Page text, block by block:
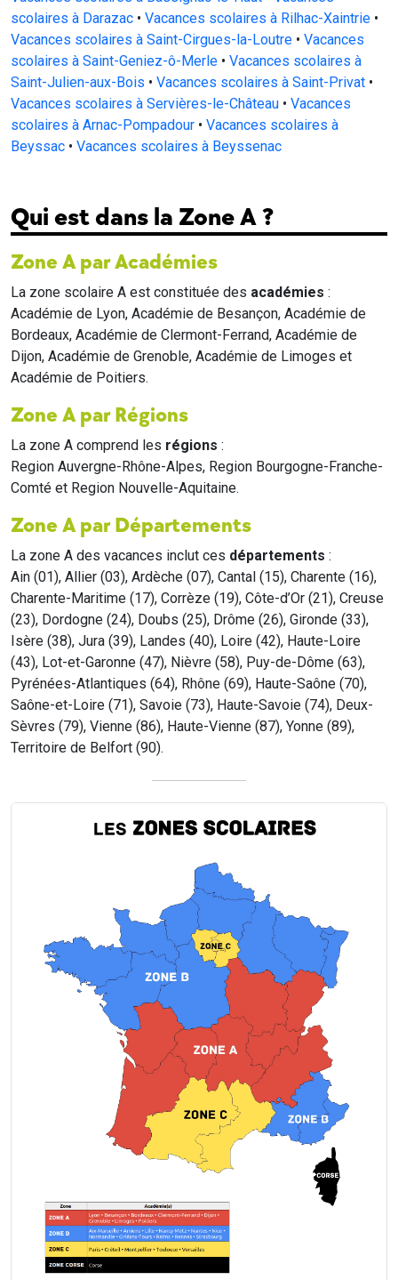
scolaires à Darazac • Vacances scolaires à Rilhac-Xaintrie •
Vacances scolaires à Saint-Cirgues-la-Loutre • Vacances
scolaires à Saint-Geniez-ô-Merle • Vacances scolaires à
Saint-Julien-aux-Bois • Vacances scolaires à Saint-Privat •
Vacances scolaires à Servières-le-Château • Vacances
scolaires à Arnac-Pompadour • Vacances scolaires à
Beyssac • Vacances scolaires à Beyssenac
Qui est dans la Zone A ?
Zone A par Académies
La zone scolaire A est constituée des académies :
Académie de Lyon, Académie de Besançon, Académie de
Bordeaux, Académie de Clermont-Ferrand, Académie de
Dijon, Académie de Grenoble, Académie de Limoges et
Académie de Poitiers.
Zone A par Régions
La zone A comprend les régions :
Region Auvergne-Rhône-Alpes, Region Bourgogne-Franche-
Comté et Region Nouvelle-Aquitaine.
Zone A par Départements
La zone A des vacances inclut ces départements :
Ain (01), Allier (03), Ardèche (07), Cantal (15), Charente (16),
Charente-Maritime (17), Corrèze (19), Côte-d’Or (21), Creuse
(23), Dordogne (24), Doubs (25), Drôme (26), Gironde (33),
Isère (38), Jura (39), Landes (40), Loire (42), Haute-Loire
(43), Lot-et-Garonne (47), Nièvre (58), Puy-de-Dôme (63),
Pyrénées-Atlantiques (64), Rhône (69), Haute-Saône (70),
Saône-et-Loire (71), Savoie (73), Haute-Savoie (74), Deux-
Sèvres (79), Vienne (86), Haute-Vienne (87), Yonne (89),
Territoire de Belfort (90).